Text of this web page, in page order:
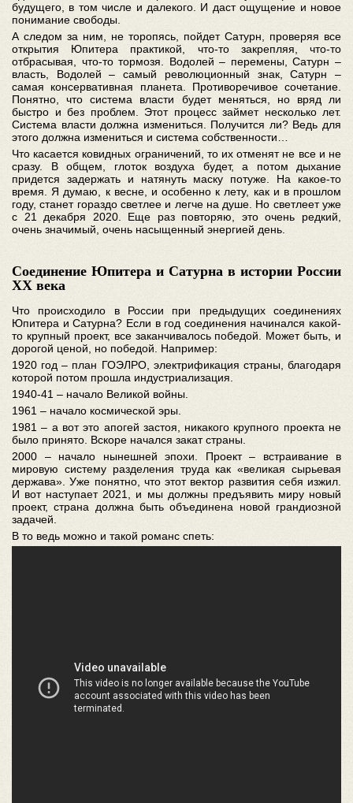
будущего, в том числе и далекого. И даст ощущение и новое
понимание свободы.
А следом за ним, не торопясь, пойдет Сатурн, проверяя все
открытия Юпитера практикой, что-то закрепляя, что-то
отбрасывая, что-то тормозя. Водолей – перемены, Сатурн –
власть, Водолей – самый революционный знак, Сатурн –
самая консервативная планета. Противоречивое сочетание.
Понятно, что система власти будет меняться, но вряд ли
быстро и без проблем. Этот процесс займет несколько лет.
Система власти должна измениться. Получится ли? Ведь для
этого должна измениться и система собственности…
Что касается ковидных ограничений, то их отменят не все и не
сразу. В общем, глоток воздуха будет, а потом дыхание
придется задержать и натянуть маску потуже. На какое-то
время. Я думаю, к весне, и особенно к лету, как и в прошлом
году, станет гораздо светлее и легче на душе. Но светлеет уже
с 21 декабря 2020. Еще раз повторяю, это очень редкий,
очень значимый, очень насыщенный энергией день.
Соединение Юпитера и Сатурна в истории России
ХХ века
Что происходило в России при предыдущих соединениях
Юпитера и Сатурна? Если в год соединения начинался какой-
то крупный проект, все заканчивалось победой. Может быть, и
дорогой ценой, но победой. Например:
1920 год – план ГОЭЛРО, электрификация страны, благодаря
которой потом прошла индустриализация.
1940-41 – начало Великой войны.
1961 – начало космической эры.
1981 – а вот это апогей застоя, никакого крупного проекта не
было принято. Вскоре начался закат страны.
2000 – начало нынешней эпохи. Проект – встраивание в
мировую систему разделения труда как «великая сырьевая
держава». Уже понятно, что этот вектор развития себя изжил.
И вот наступает 2021, и мы должны предъявить миру новый
проект, страна должна быть объединена новой грандиозной
задачей.
В то ведь можно и такой романс спеть: